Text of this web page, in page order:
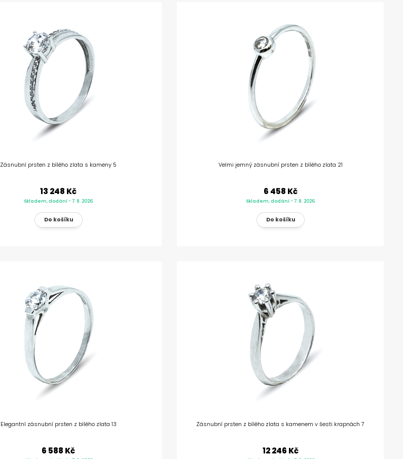
Zásnubní prsten z bílého zlata s kameny 5
13 248 Kč
Skladem, dodání - 7. 8. 2026
Velmi jemný zásnubní prsten z bílého zlata 21
6 458 Kč
Skladem, dodání - 7. 8. 2026
Elegantní zásnubní prsten z bílého zlata 13
6 588 Kč
Zásnubní prsten z bílého zlata s kamenem v šesti krapnách 7
12 246 Kč